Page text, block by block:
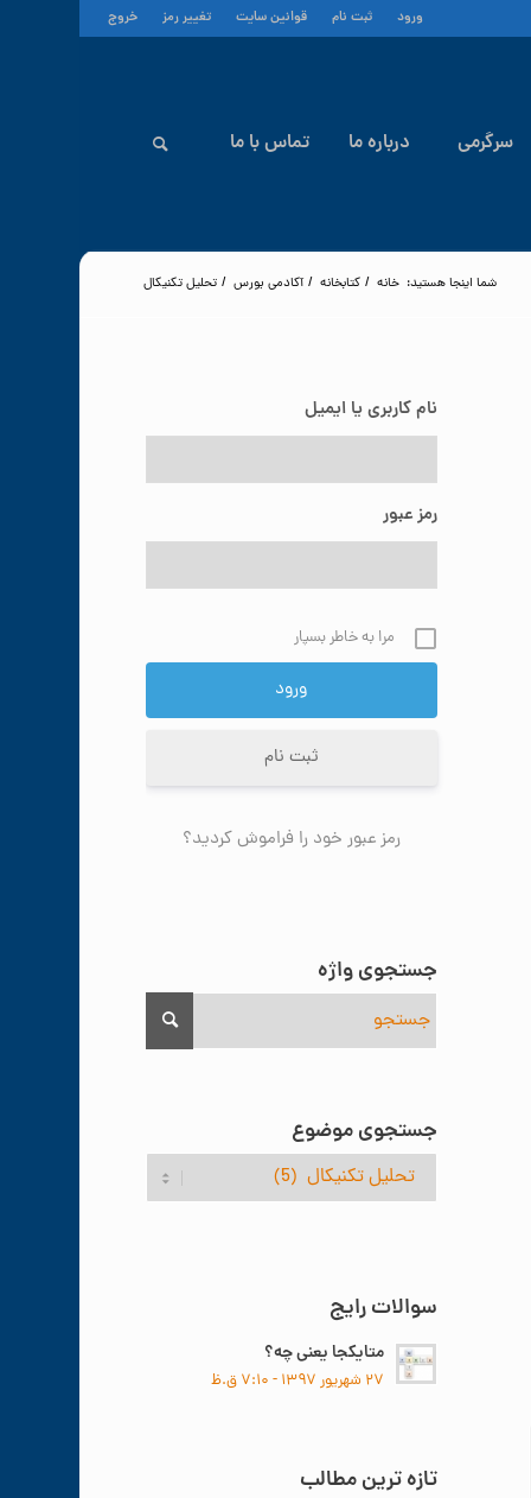
ورود ثبت نام قوانین سایت تغییر رمز خروج
سرگرمی درباره ما تماس با ما
شما اینجا هستید: خانه / کتابخانه / آکادمی بورس / تحلیل تکنیکال
نام کاربری یا ایمیل
رمز عبور
مرا به خاطر بسپار
ثبت نام
رمز عبور خود را فراموش کردید؟
جستجوی واژه
جستجوی موضوع
جستجوی
موضوع
سوالات رایج
متایکجا یعنی چه؟
۲۷ شهریور ۱۳۹۷ - ۷:۱۰ ق.ظ
تازه ترین مطالب